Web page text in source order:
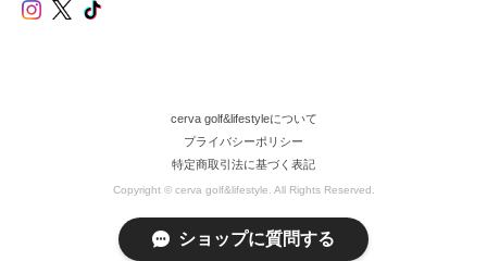
cerva golf&lifestyleについて
プライバシーポリシー
特定商取引法に基づく表記
Copyright © cerva golf&lifestyle. All Rights Reserved.
ショップに質問する